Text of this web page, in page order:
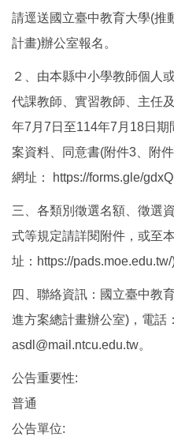
請逕送國立臺中教育大學(推
計畫)辦公室報名。
２、由本縣中小學教師個人
代課教師、實習教師、主任
年7月7日至114年7月18日
案資料、同意書(附件3、附
網址： https://forms.gle/
三、各類別徵選名額、徵選
式等規定請詳閱附件，或至
址：https://pads.moe.edu.tw/)
四、聯絡資訊：國立臺中教
進方案總計畫辦公室)，電話
asdl@mail.ntcu.edu.tw。
公告重要性:
普通
公告單位: